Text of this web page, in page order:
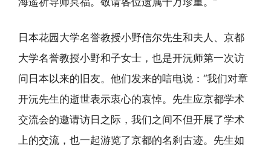
日本花园大学名誉教授小野信尔先生和夫人、京都
大学名誉教授小野和子女士，也是开沅师第一次访
问日本以来的旧友。他们发来的唁电说：“我们对章
开沅先生的逝世表示衷心的哀悼。先生应京都学术
交流会的邀请访日之际，我们之间不但开展了学术
上的交流，也一起游览了京都的名刹古迹。先生如